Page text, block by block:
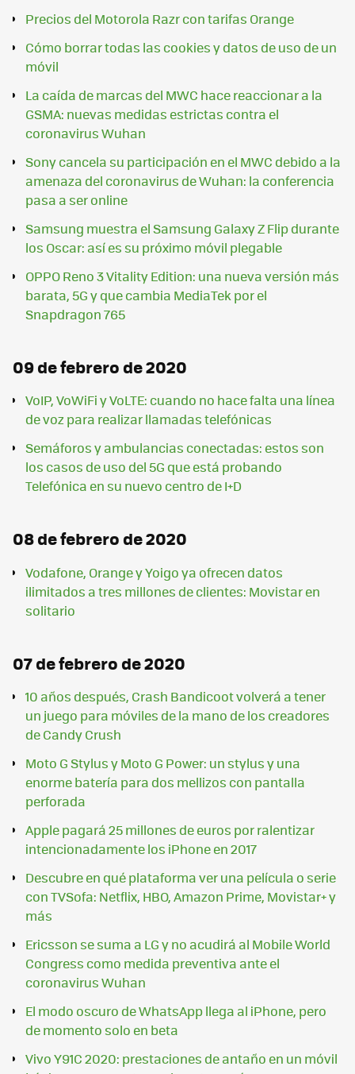
Precios del Motorola Razr con tarifas Orange
Cómo borrar todas las cookies y datos de uso de un
móvil
La caída de marcas del MWC hace reaccionar a la
GSMA: nuevas medidas estrictas contra el
coronavirus Wuhan
Sony cancela su participación en el MWC debido a la
amenaza del coronavirus de Wuhan: la conferencia
pasa a ser online
Samsung muestra el Samsung Galaxy Z Flip durante
los Oscar: así es su próximo móvil plegable
OPPO Reno 3 Vitality Edition: una nueva versión más
barata, 5G y que cambia MediaTek por el
Snapdragon 765
09 de febrero de 2020
VoIP, VoWiFi y VoLTE: cuando no hace falta una línea
de voz para realizar llamadas telefónicas
Semáforos y ambulancias conectadas: estos son
los casos de uso del 5G que está probando
Telefónica en su nuevo centro de I+D
08 de febrero de 2020
Vodafone, Orange y Yoigo ya ofrecen datos
ilimitados a tres millones de clientes: Movistar en
solitario
07 de febrero de 2020
10 años después, Crash Bandicoot volverá a tener
un juego para móviles de la mano de los creadores
de Candy Crush
Moto G Stylus y Moto G Power: un stylus y una
enorme batería para dos mellizos con pantalla
perforada
Apple pagará 25 millones de euros por ralentizar
intencionadamente los iPhone en 2017
Descubre en qué plataforma ver una película o serie
con TVSofa: Netflix, HBO, Amazon Prime, Movistar+ y
más
Ericsson se suma a LG y no acudirá al Mobile World
Congress como medida preventiva ante el
coronavirus Wuhan
El modo oscuro de WhatsApp llega al iPhone, pero
de momento solo en beta
Vivo Y91C 2020: prestaciones de antaño en un móvil